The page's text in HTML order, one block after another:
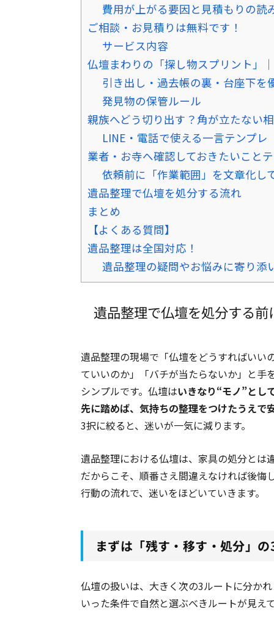
費用が上がる要因と見積もりの読
ご相談・お見積りは無料です！
サービス内容
仏壇まわりの「探し物スプリント」
引き出し・過去帳の裏・台座下を
発見物の保管ルール
親族へどう切り出す？角が立たない
LINE・電話で使える一言テンプレ
業者・お寺へ確認しておきたいこと
依頼前に「作業範囲」を文章化し
遺品整理で仏壇を処分する流れ
まとめ
【よくある質問】
遺品整理は全国対応！
遺品整理の疑問やお悩みに寄り添
遺品整理で仏壇を処分する
遺品整理の現場で「仏壇をどうすればいい
ていいのか」「バチが当たらないか」と手
シンプルです。仏壇はいきなり“モノ”とし
先に踏めば、気持ちの整理をつけたうえで
3択に絞ると、迷いが一気に減ります。
遺品整理における仏壇は、家具の処分とは
だからこそ、順番さえ間違えなければ後
行動の流れで、迷いをほどいていきます。
まずは「残す・移す・処分」
仏壇の扱いは、大きく次の3ルートに分か
いった条件で自然と選ぶべきルートが見え